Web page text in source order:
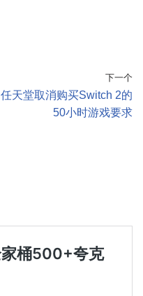
下一个
任天堂取消购买Switch 2的
50小时游戏要求